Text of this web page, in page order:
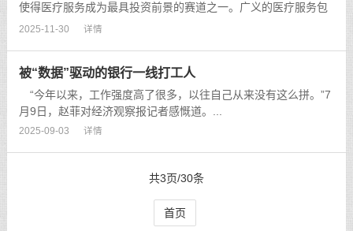
使得医疗服务成为最具投资前景的赛道之一。广义的医疗服务包
括诊断服务、医疗研发外包服务、医院以及医疗美容服务等。...
2025-11-30 详情
被“数据”驱动的银行一线打工人
“今年以来，工作强度高了很多，以往自己从来没有这么拼。”7
月9日，赵菲对经济观察报记者感慨道。...
2025-09-03 详情
共3页/30条
首页